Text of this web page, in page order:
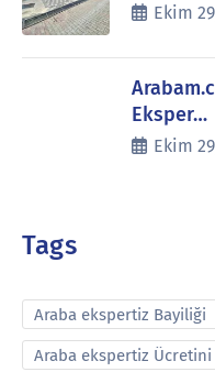
Ekim
Eksper…
Ekim
Tags
Araba ekspertiz Bayiliği
Araba ekspertiz